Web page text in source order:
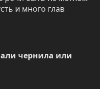
и много глав
чернила или